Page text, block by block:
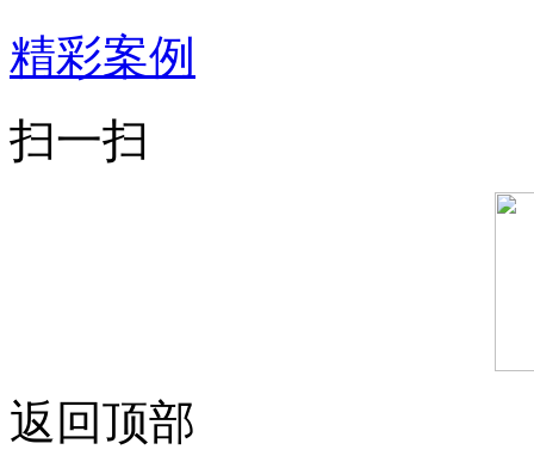
精彩案例
扫一扫
返回顶部